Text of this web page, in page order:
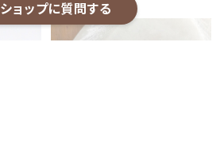
ショップに質問する